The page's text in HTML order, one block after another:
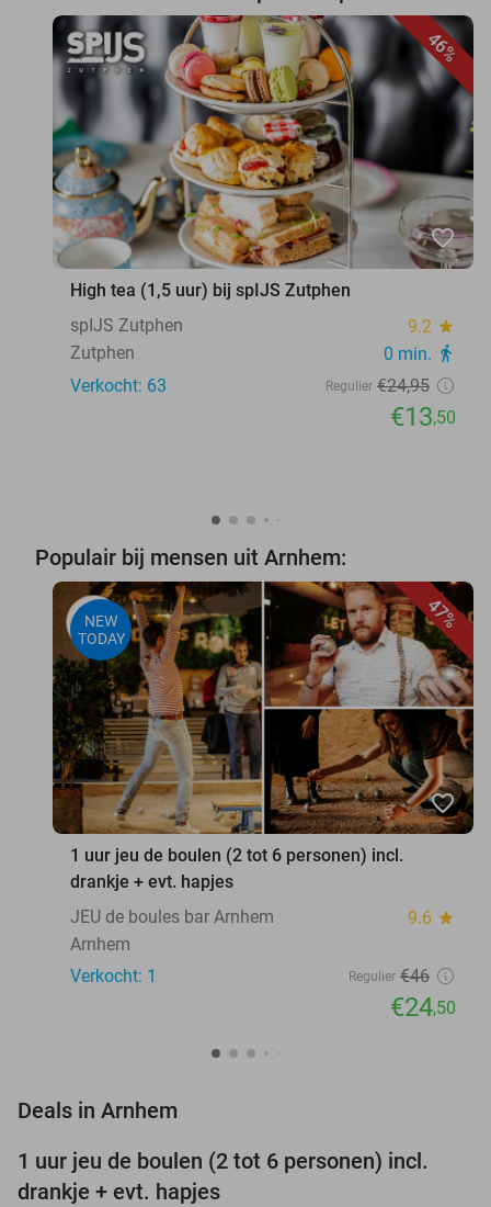
46%
favorite_border
High tea (1,5 uur) bij spIJS Zutphen
spIJS Zutphen
9.2 star
Zutphen 0 min. directions_walk
Verkocht: 63 Regulier €24,95
€13,50
Populair bij mensen uit Arnhem:
47%
NEW
TODAY
favorite_border
1 uur jeu de boulen (2 tot 6 personen) incl.
drankje + evt. hapjes
JEU de boules bar Arnhem
9.6 star
Arnhem
Verkocht: 1
Regulier €46
€24,50
Deals in Arnhem
47%
NEW
TODAY
1 uur jeu de boulen (2 tot 6 personen) incl.
drankje + evt. hapjes